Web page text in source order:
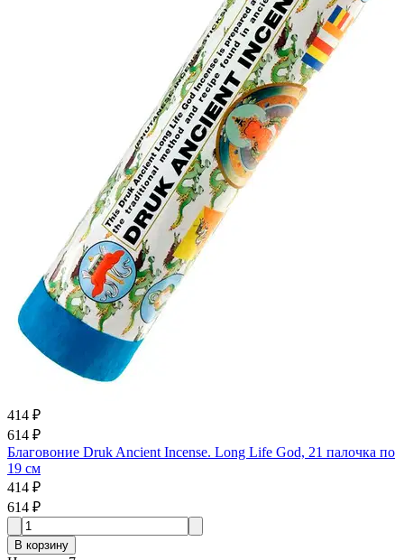
414 ₽
614 ₽
Благовоние Druk Ancient Incense. Long Life God, 21 палочка по
19 см
414 ₽
614 ₽
В корзину